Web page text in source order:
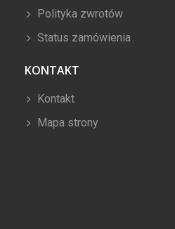
Polityka zwrotów
Status zamówienia
KONTAKT
Kontakt
Mapa strony